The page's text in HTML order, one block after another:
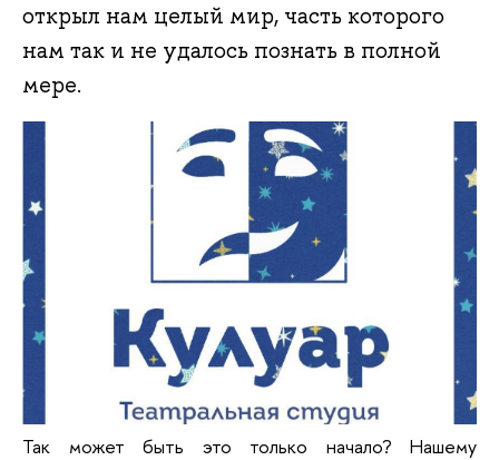
открыл нам целый мир, часть которого
нам так и не удалось познать в полной
мере.
Так может быть это только начало? Нашему